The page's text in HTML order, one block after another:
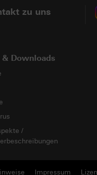
zu uns
Downloads
/
Impressum